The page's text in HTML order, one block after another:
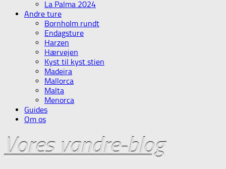
La Palma 2024
Andre ture
Bornholm rundt
Endagsture
Harzen
Hærvejen
Kyst til kyst stien
Madeira
Mallorca
Malta
Menorca
Guides
Om os
Vores vandre-blog